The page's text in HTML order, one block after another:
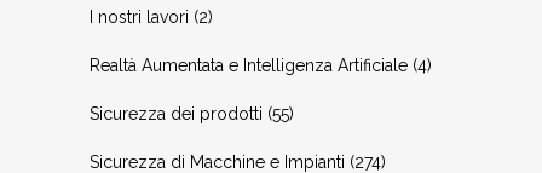
I nostri lavori (2)
Realtà Aumentata e Intelligenza Artificiale (4)
Sicurezza dei prodotti (55)
Sicurezza di Macchine e Impianti (274)